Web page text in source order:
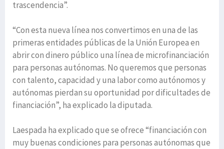
trascendencia”.
“Con esta nueva línea nos convertimos en una de las
primeras entidades públicas de la Unión Europea en
abrir con dinero público una línea de microfinanciación
para personas autónomas. No queremos que personas
con talento, capacidad y una labor como autónomos y
autónomas pierdan su oportunidad por dificultades de
financiación”, ha explicado la diputada.
Laespada ha explicado que se ofrece “financiación con
muy buenas condiciones para personas autónomas que